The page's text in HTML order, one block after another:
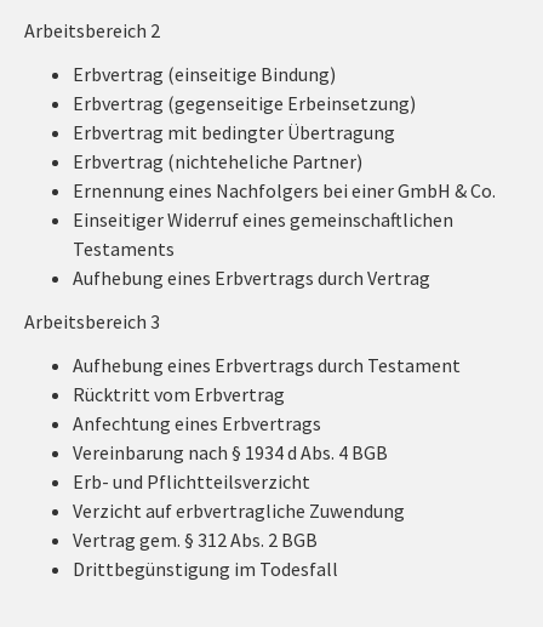
Arbeitsbereich 2
Erbvertrag (einseitige Bindung)
Erbvertrag (gegenseitige Erbeinsetzung)
Erbvertrag mit bedingter Übertragung
Erbvertrag (nichteheliche Partner)
Ernennung eines Nachfolgers bei einer GmbH & Co.
Einseitiger Widerruf eines gemeinschaftlichen
Testaments
Aufhebung eines Erbvertrags durch Vertrag
Arbeitsbereich 3
Aufhebung eines Erbvertrags durch Testament
Rücktritt vom Erbvertrag
Anfechtung eines Erbvertrags
Vereinbarung nach § 1934 d Abs. 4 BGB
Erb- und Pflichtteilsverzicht
Verzicht auf erbvertragliche Zuwendung
Vertrag gem. § 312 Abs. 2 BGB
Drittbegünstigung im Todesfall